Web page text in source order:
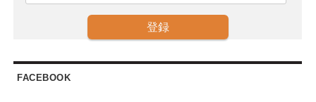
FACEBOOK